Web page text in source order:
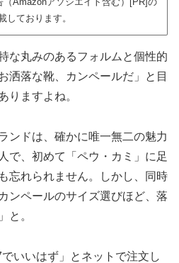
しております。
な丸みのあるフォルムと個性的
洒落な靴、カンペールだ」と目
りますよね。
ンドは、確かに唯一無二の魅力
で、初めて「ペウ・カミ」に足
忘れられません。しかし、同時
ンペールのサイズ選びほど、落
と。
でいいはず」とネットで注文し